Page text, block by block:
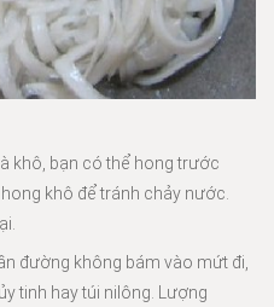
khô, bạn có thể hong trước
khô để tránh chảy nước.
đường không bám vào mứt đi,
tinh hay túi nilông. Lượng